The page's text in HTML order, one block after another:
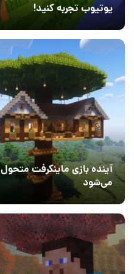
یوتیوب تجربه کنید!
41
آینده بازی ماینکرفت متحول
می‌شود